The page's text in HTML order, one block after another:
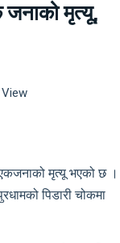
मृत्यू,
View
मृत्यू भएको छ ।
पिडारी चोकमा